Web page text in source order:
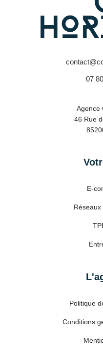
07
Agence
46 Rue
E-
Politique
Conditions